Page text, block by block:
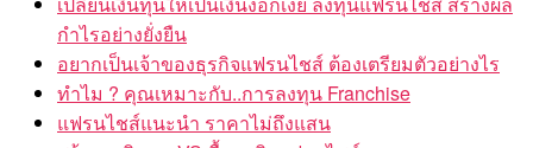
กำไรอย่างยั่งยืน
อยากเป็นเจ้าของธุรกิจแฟรนไชส์ ต้องเตรียมตัวอย่างไร
ทำไม ? คุณเหมาะกับ..การลงทุน Franchise
แฟรนไชส์แนะนำ ราคาไม่ถึงแสน